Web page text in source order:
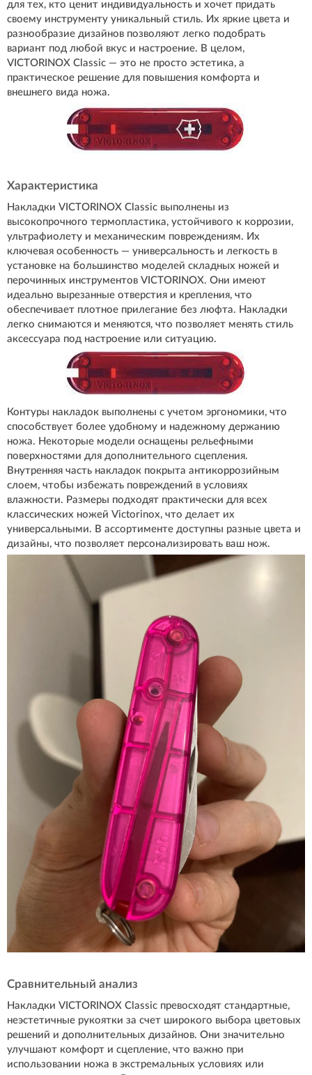
для тех, кто ценит индивидуальность и хочет придать
своему инструменту уникальный стиль. Их яркие цвета и
разнообразие дизайнов позволяют легко подобрать
вариант под любой вкус и настроение. В целом,
VICTORINOX Classic — это не просто эстетика, а
практическое решение для повышения комфорта и
внешнего вида ножа.
Характеристика
Накладки VICTORINOX Classic выполнены из
высокопрочного термопластика, устойчивого к коррозии,
ультрафиолету и механическим повреждениям. Их
ключевая особенность — универсальность и легкость в
установке на большинство моделей складных ножей и
перочинных инструментов VICTORINOX. Они имеют
идеально вырезанные отверстия и крепления, что
обеспечивает плотное прилегание без люфта. Накладки
легко снимаются и меняются, что позволяет менять стиль
аксессуара под настроение или ситуацию.
Контуры накладок выполнены с учетом эргономики, что
способствует более удобному и надежному держанию
ножа. Некоторые модели оснащены рельефными
поверхностями для дополнительного сцепления.
Внутренняя часть накладок покрыта антикоррозийным
слоем, чтобы избежать повреждений в условиях
влажности. Размеры подходят практически для всех
классических ножей Victorinox, что делает их
универсальными. В ассортименте доступны разные цвета и
дизайны, что позволяет персонализировать ваш нож.
Сравнительный анализ
Накладки VICTORINOX Classic превосходят стандартные,
неэстетичные рукоятки за счет широкого выбора цветовых
решений и дополнительных дизайнов. Они значительно
улучшают комфорт и сцепление, что важно при
использовании ножа в экстремальных условиях или